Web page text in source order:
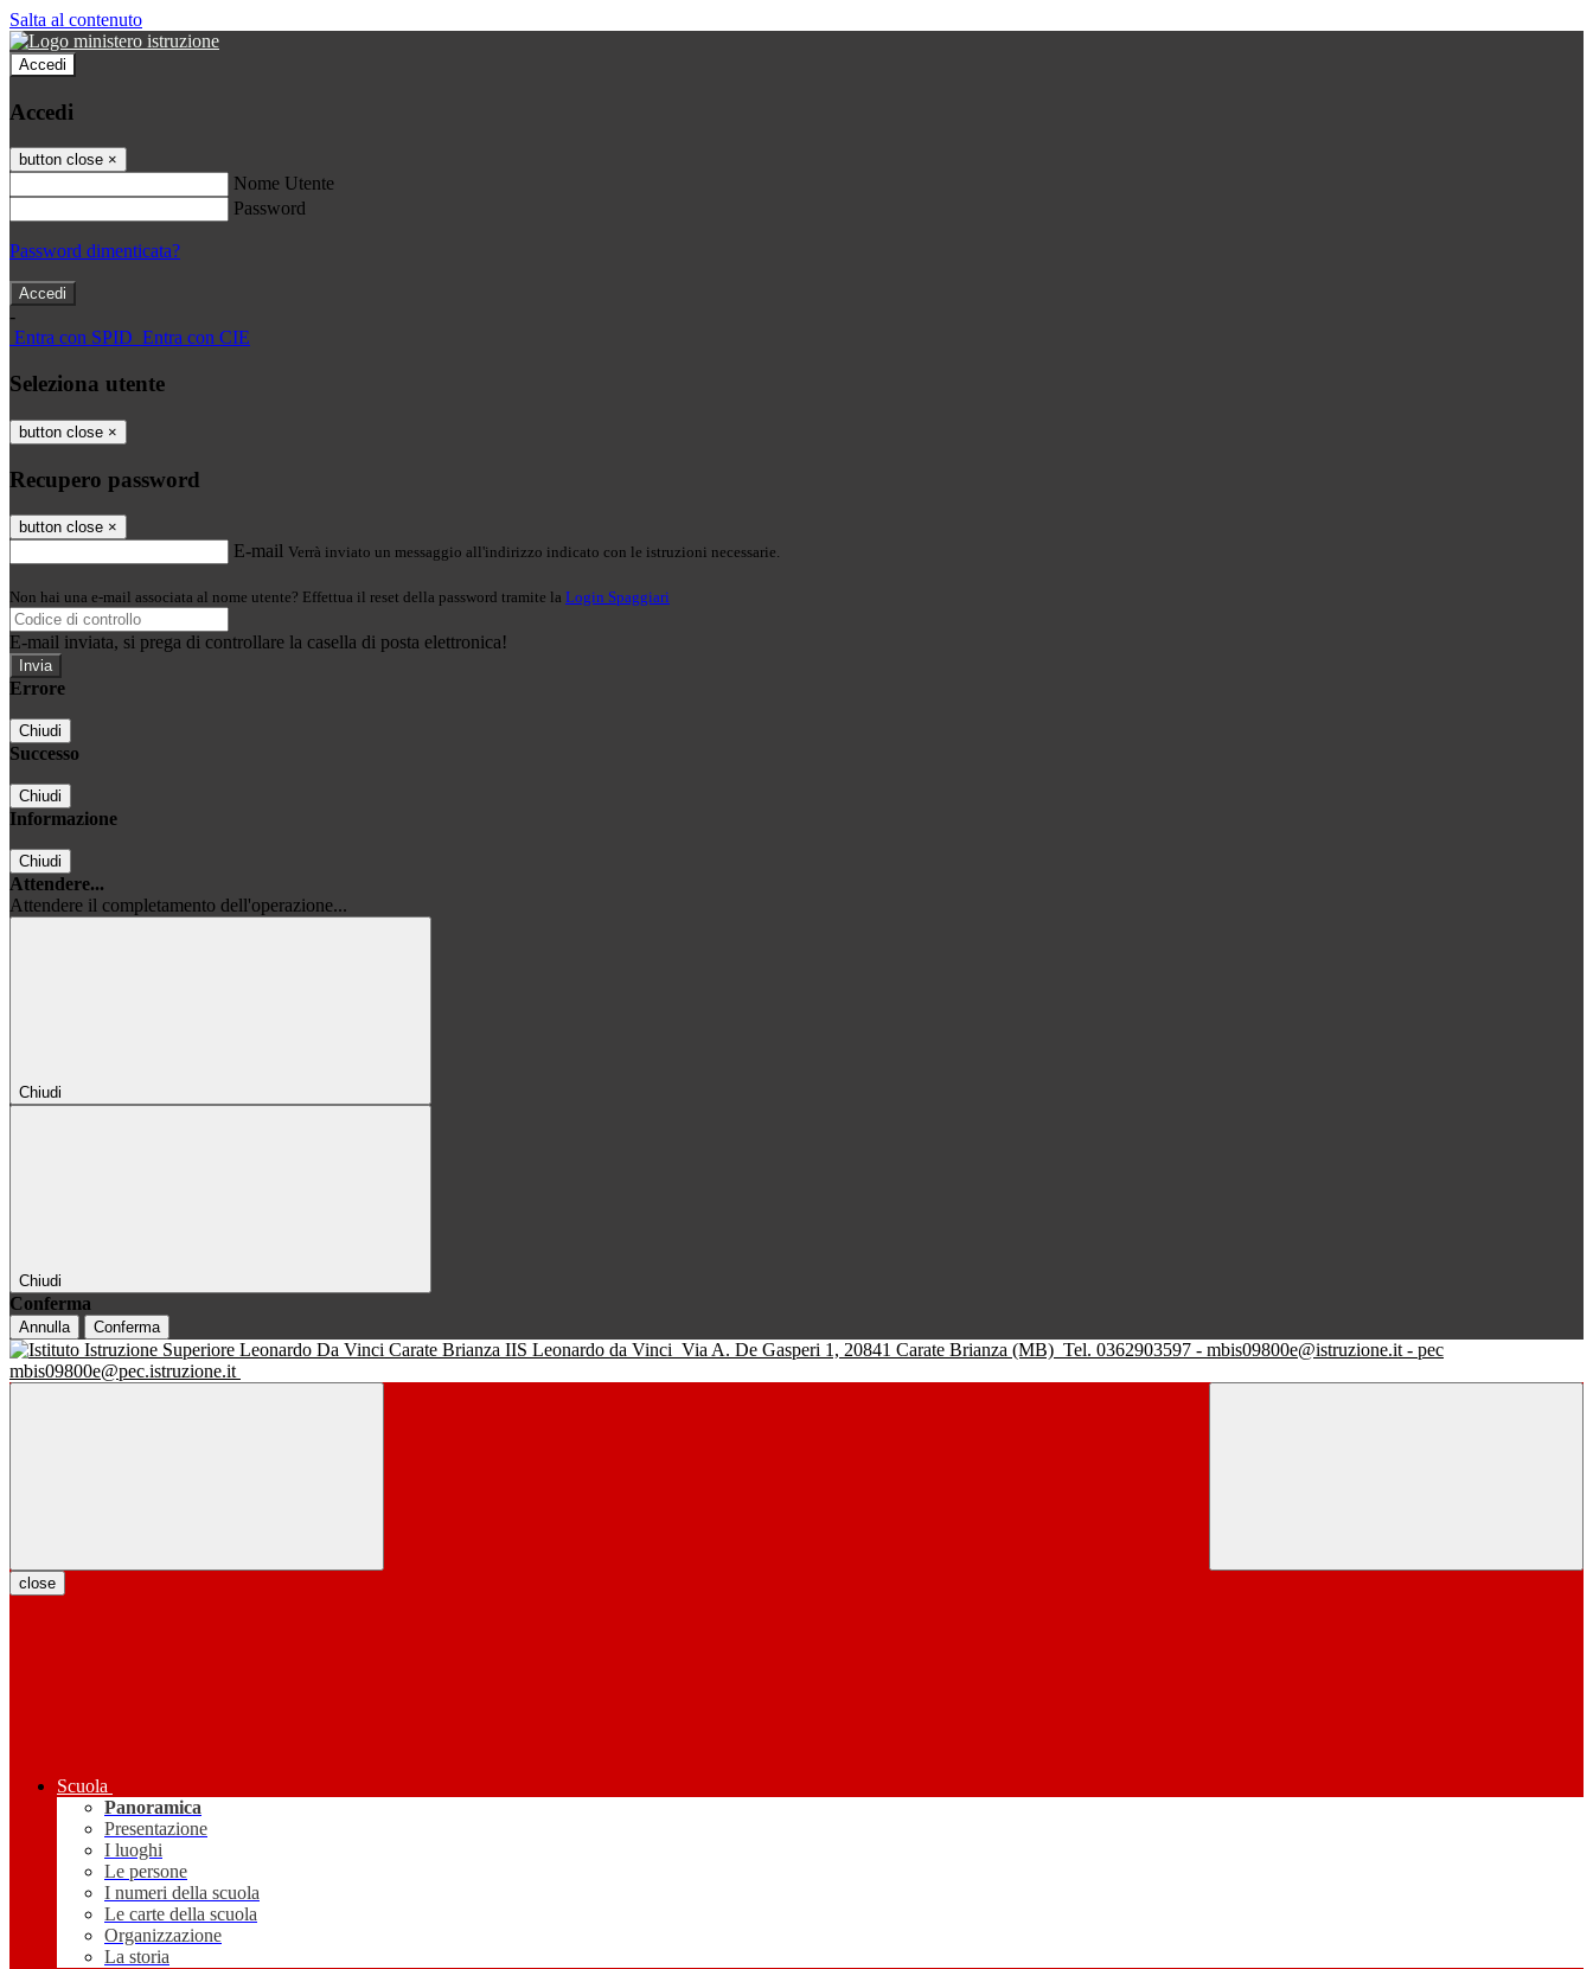
Salta al contenuto
Accedi
Accedi
button close ×
Nome Utente
Password
Password dimenticata?
-
Entra con SPID Entra con CIE
Seleziona utente
button close ×
Recupero password
button close ×
E-mail Verrà inviato un messaggio all'indirizzo indicato con le istruzioni necessarie.
Non hai una e-mail associata al nome utente? Effettua il reset della password tramite la Login Spaggiari
E-mail inviata, si prega di controllare la casella di posta elettronica!
Errore
Chiudi
Successo
Chiudi
Informazione
Chiudi
Attendere...
Attendere il completamento dell'operazione...
Chiudi
Chiudi
Conferma
Annulla Conferma
IIS Leonardo da Vinci Via A. De Gasperi 1, 20841 Carate Brianza (MB) Tel. 0362903597 - mbis09800e@istruzione.it - pec
mbis09800e@pec.istruzione.it
close
Scuola
Panoramica
Presentazione
I luoghi
Le persone
I numeri della scuola
Le carte della scuola
Organizzazione
La storia